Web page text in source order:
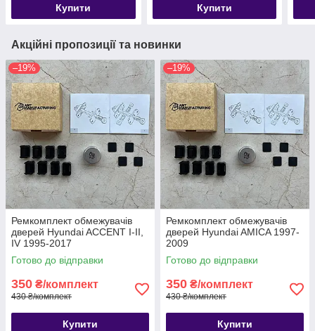
Купити Купити
Акційні пропозиції та новинки
–19%
Ремкомплект обмежувачів
дверей Hyundai ACCENT I-II,
IV 1995-2017
Готово до відправки
350 ₴/комплект
430 ₴/комплект
Купити
–19%
Ремкомплект обмежувачів
дверей Hyundai AMICA 1997-
2009
Готово до відправки
350 ₴/комплект
430 ₴/комплект
Купити